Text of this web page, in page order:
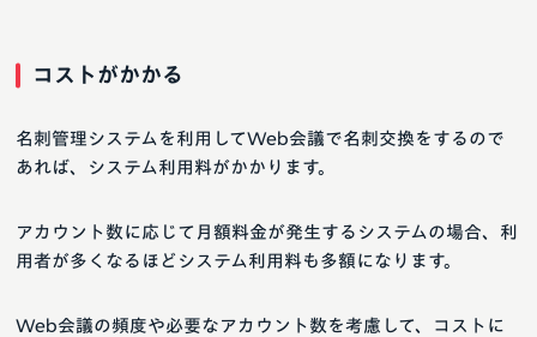
コストがかかる
名刺管理システムを利用してWeb会議で名刺交換をするので
あれば、システム利用料がかかります。
アカウント数に応じて月額料金が発生するシステムの場合、利
用者が多くなるほどシステム利用料も多額になります。
Web会議の頻度や必要なアカウント数を考慮して、コストに